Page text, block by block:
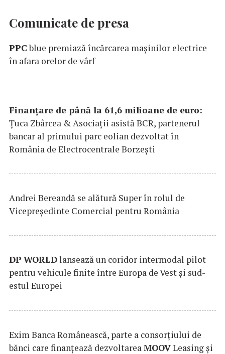
Comunicate de presa
PPCblue premiază încărcarea maşinilor electrice
în afara orelor de vârf
Finanțare de până la 61,6 milioane de euro:
Țuca Zbârcea & Asociații asistă BCR, partenerul
bancar al primului parc eolian dezvoltat în
România de Electrocentrale Borzești
Andrei Bereandă se alătură Super în rolul de
Vicepreședinte Comercial pentru România
DP WORLDlansează un coridor intermodal pilot
pentru vehicule finite între Europa de Vest și sud-
estul Europei
Exim Banca Românească, parte a consorțiului de
bănci care finanțează dezvoltareaMOOVLeasing și